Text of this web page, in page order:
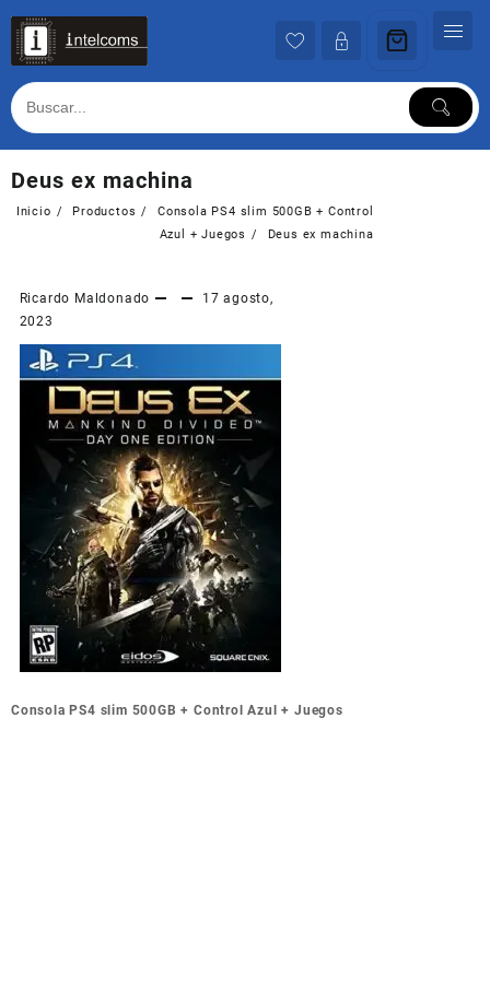
contenido
Deus ex machina
Inicio Productos
Consola PS4 slim 500GB + Control
Azul + Juegos
Deus ex machina
Ricardo Maldonado
17 agosto,
2023
Navegación
Consola PS4 slim 500GB + Control Azul + Juegos